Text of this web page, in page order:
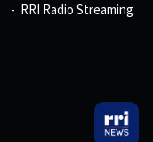
RRI Radio Streaming